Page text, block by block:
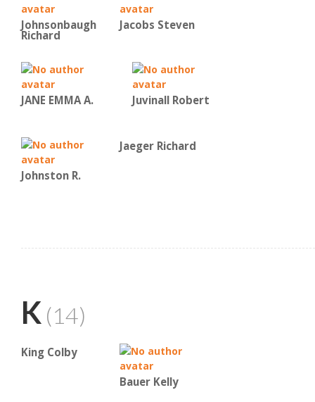
Johnsonbaugh
Richard
Jacobs Steven
JANE EMMA A. Juvinall Robert
Johnston R.
Jaeger Richard
K (14)
King Colby
Bauer Kelly